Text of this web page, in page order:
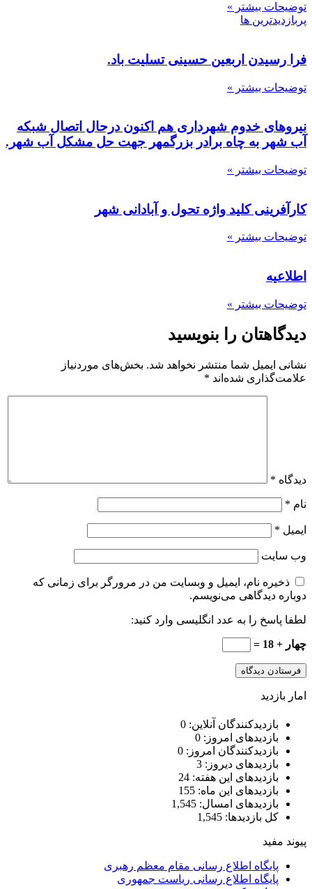
توضیحات بیشتر »
پربازدیدترین ها
فرا رسیدن اربعین حسینی تسلیت باد.
توضیحات بیشتر »
نیروهای خدوم شهرداری هم اکنون درحال اتصال شبکه
آب شهر به چاه برادر بزرگمهر جهت حل مشکل آب شهر.
توضیحات بیشتر »
کارآفرینی کلید واژه تحول و آبادانی شهر
توضیحات بیشتر »
اطلاعیه
توضیحات بیشتر »
دیدگاهتان را بنویسید
نشانی ایمیل شما منتشر نخواهد شد. بخش‌های موردنیاز
علامت‌گذاری شده‌اند *
دیدگاه *
نام *
ایمیل *
وب‌ سایت
ذخیره نام، ایمیل و وبسایت من در مرورگر برای زمانی که
دوباره دیدگاهی می‌نویسم.
لطفا پاسخ را به عدد انگلیسی وارد کنید:
چهار + 18 =
امار بازدید
بازدیدکنندگان آنلاین: 0
بازدیدهای امروز: 0
بازدیدکنندگان امروز: 0
بازدیدهای دیروز: 3
بازدیدهای این هفته: 24
بازدیدهای این ماه: 155
بازدیدهای امسال: 1,545
کل بازدیدها: 1,545
پیوند مفید
پایگاه اطلاع رسانی مقام معظم رهبری
پایگاه اطلاع رسانی ریاست جمهوری